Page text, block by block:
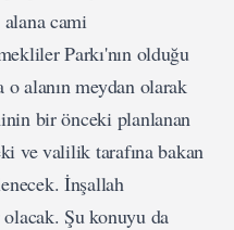
alana cami
Parkı'nın olduğu
o alanın meydan olarak
bir önceki planlanan
ve valilik tarafına bakan
İnşallah
Şu konuyu da